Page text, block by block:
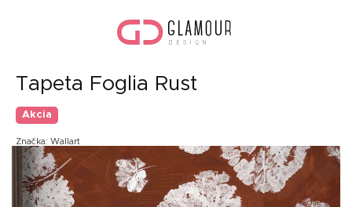
Tapeta Foglia Rust
Akcia
Značka: Wallart